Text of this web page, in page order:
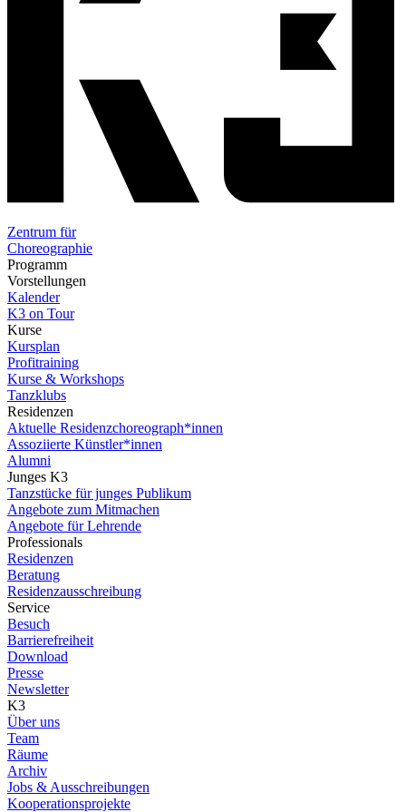
Zentrum für
Choreographie
Programm
Vorstellungen
Kalender
K3 on Tour
Kurse
Kursplan
Profitraining
Kurse & Workshops
Tanzklubs
Residenzen
Aktuelle Residenzchoreograph*innen
Assoziierte Künstler*innen
Alumni
Junges K3
Tanzstücke für junges Publikum
Angebote zum Mitmachen
Angebote für Lehrende
Professionals
Residenzen
Beratung
Residenzausschreibung
Service
Besuch
Barrierefreiheit
Download
Presse
Newsletter
K3
Über uns
Team
Räume
Archiv
Jobs & Ausschreibungen
Kooperationsprojekte